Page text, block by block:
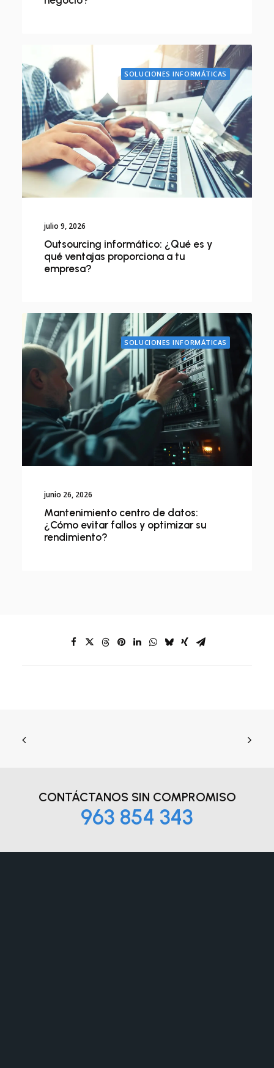
SOLUCIONES INFORMÁTICAS
julio 9, 2026
Outsourcing informático: ¿Qué es y
qué ventajas proporciona a tu
empresa?
SOLUCIONES INFORMÁTICAS
junio 26, 2026
Mantenimiento centro de datos:
¿Cómo evitar fallos y optimizar su
rendimiento?
CONTÁCTANOS SIN COMPROMISO
963 854 343